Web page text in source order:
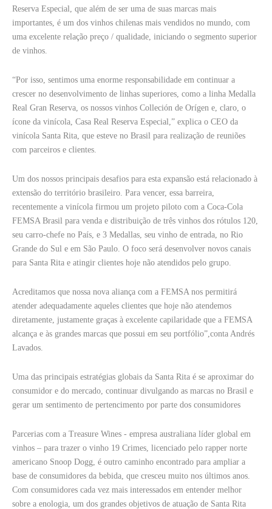
Reserva Especial, que além de ser uma de suas marcas mais
importantes, é um dos vinhos chilenas mais vendidos no mundo, com
uma excelente relação preço / qualidade, iniciando o segmento superior
de vinhos.
“Por isso, sentimos uma enorme responsabilidade em continuar a
crescer no desenvolvimento de linhas superiores, como a linha Medalla
Real Gran Reserva, os nossos vinhos Colleción de Orígen e, claro, o
ícone da vinícola, Casa Real Reserva Especial,” explica o CEO da
vinícola Santa Rita, que esteve no Brasil para realização de reuniões
com parceiros e clientes.
Um dos nossos principais desafios para esta expansão está relacionado à
extensão do território brasileiro. Para vencer, essa barreira,
recentemente a vinícola firmou um projeto piloto com a Coca-Cola
FEMSA Brasil para venda e distribuição de três vinhos dos rótulos 120,
seu carro-chefe no País, e 3 Medallas, seu vinho de entrada, no Rio
Grande do Sul e em São Paulo. O foco será desenvolver novos canais
para Santa Rita e atingir clientes hoje não atendidos pelo grupo.
Acreditamos que nossa nova aliança com a FEMSA nos permitirá
atender adequadamente aqueles clientes que hoje não atendemos
diretamente, justamente graças à excelente capilaridade que a FEMSA
alcança e às grandes marcas que possui em seu portfólio”,conta Andrés
Lavados.
Uma das principais estratégias globais da Santa Rita é se aproximar do
consumidor e do mercado, continuar divulgando as marcas no Brasil e
gerar um sentimento de pertencimento por parte dos consumidores
Parcerias com a Treasure Wines - empresa australiana líder global em
vinhos – para trazer o vinho 19 Crimes, licenciado pelo rapper norte
americano Snoop Dogg, é outro caminho encontrado para ampliar a
base de consumidores da bebida, que cresceu muito nos últimos anos.
Com consumidores cada vez mais interessados em entender melhor
sobre a enologia, um dos grandes objetivos de atuação de Santa Rita